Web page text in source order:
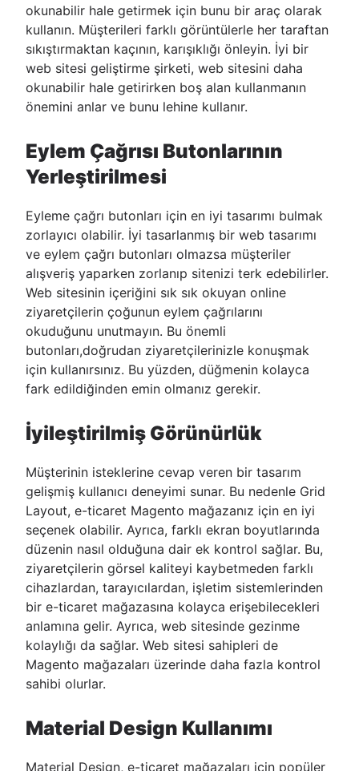
okunabilir hale getirmek için bunu bir araç olarak
kullanın. Müşterileri farklı görüntülerle her taraftan
sıkıştırmaktan kaçının, karışıklığı önleyin. İyi bir
web sitesi geliştirme şirketi, web sitesini daha
okunabilir hale getirirken boş alan kullanmanın
önemini anlar ve bunu lehine kullanır.
Eylem Çağrısı Butonlarının
Yerleştirilmesi
Eyleme çağrı butonları için en iyi tasarımı bulmak
zorlayıcı olabilir. İyi tasarlanmış bir web tasarımı
ve eylem çağrı butonları olmazsa müşteriler
alışveriş yaparken zorlanıp sitenizi terk edebilirler.
Web sitesinin içeriğini sık sık okuyan online
ziyaretçilerin çoğunun eylem çağrılarını
okuduğunu unutmayın. Bu önemli
butonları,doğrudan ziyaretçilerinizle konuşmak
için kullanırsınız. Bu yüzden, düğmenin kolayca
fark edildiğinden emin olmanız gerekir.
İyileştirilmiş Görünürlük
Müşterinin isteklerine cevap veren bir tasarım
gelişmiş kullanıcı deneyimi sunar. Bu nedenle Grid
Layout, e-ticaret Magento mağazanız için en iyi
seçenek olabilir. Ayrıca, farklı ekran boyutlarında
düzenin nasıl olduğuna dair ek kontrol sağlar. Bu,
ziyaretçilerin görsel kaliteyi kaybetmeden farklı
cihazlardan, tarayıcılardan, işletim sistemlerinden
bir e-ticaret mağazasına kolayca erişebilecekleri
anlamına gelir. Ayrıca, web sitesinde gezinme
kolaylığı da sağlar. Web sitesi sahipleri de
Magento mağazaları üzerinde daha fazla kontrol
sahibi olurlar.
Material Design Kullanımı
Material Design, e-ticaret mağazaları için popüler